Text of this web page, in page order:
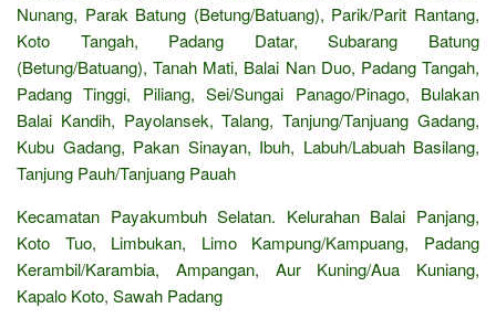
Nunang, Parak Batung (Betung/Batuang), Parik/Parit Rantang,
Koto Tangah, Padang Datar, Subarang Batung
(Betung/Batuang), Tanah Mati, Balai Nan Duo, Padang Tangah,
Padang Tinggi, Piliang, Sei/Sungai Panago/Pinago, Bulakan
Balai Kandih, Payolansek, Talang, Tanjung/Tanjuang Gadang,
Kubu Gadang, Pakan Sinayan, Ibuh, Labuh/Labuah Basilang,
Tanjung Pauh/Tanjuang Pauah
Kecamatan Payakumbuh Selatan. Kelurahan Balai Panjang,
Koto Tuo, Limbukan, Limo Kampung/Kampuang, Padang
Kerambil/Karambia, Ampangan, Aur Kuning/Aua Kuniang,
Kapalo Koto, Sawah Padang